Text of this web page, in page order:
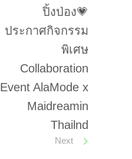
ปิ้งป่อง💗
ประกาศกิจกรรม
พิเศษ
Collaboration
Event AlaMode x
Maidreamin
Thailnd
Next